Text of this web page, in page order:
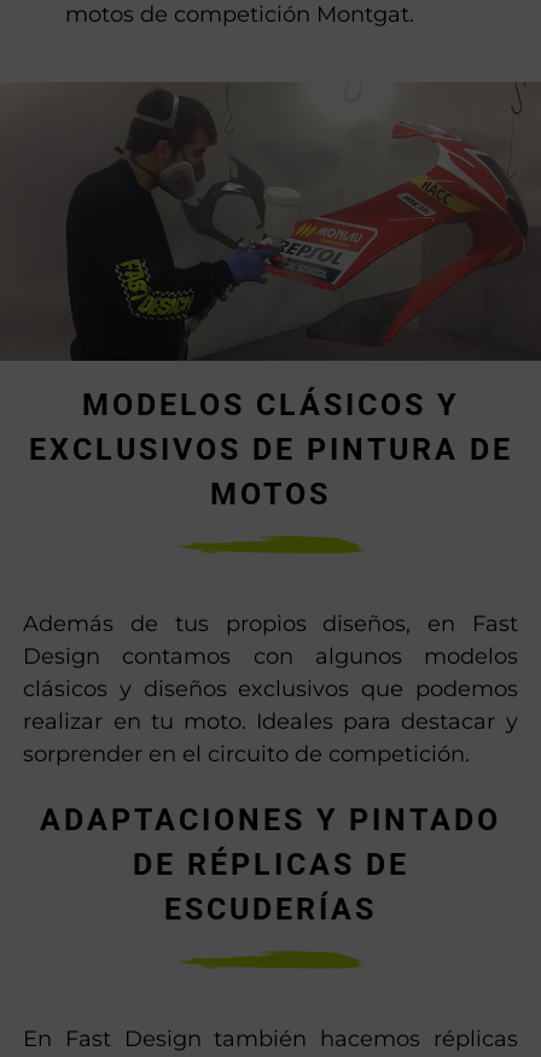
motos de competición Montgat.
MODELOS CLÁSICOS Y
EXCLUSIVOS DE PINTURA DE
MOTOS
Además de tus propios diseños, en Fast
Design contamos con algunos modelos
clásicos y diseños exclusivos que podemos
realizar en tu moto. Ideales para destacar y
sorprender en el circuito de competición.
ADAPTACIONES Y PINTADO
DE RÉPLICAS DE
ESCUDERÍAS
En Fast Design también hacemos réplicas